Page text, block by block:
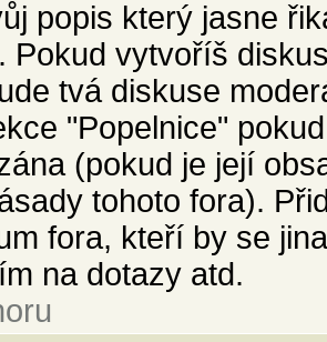
popis který jasne
Pokud vytvoříš
tvá diskuse
"Popelnice"
(pokud je její
tohoto fora).
fora, kteří by se
na dotazy atd.